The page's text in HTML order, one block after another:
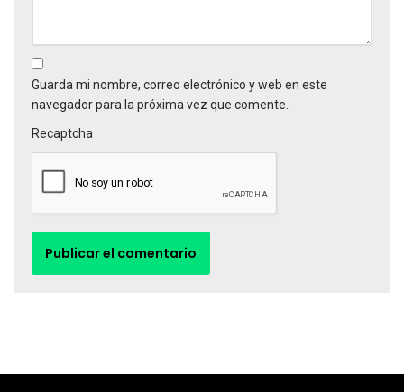
Guarda mi nombre, correo electrónico y web en este
navegador para la próxima vez que comente.
Recaptcha